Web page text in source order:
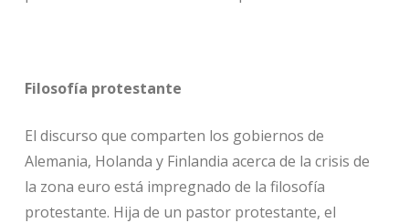
Filosofía protestante
El discurso que comparten los gobiernos de
Alemania, Holanda y Finlandia acerca de la crisis de
la zona euro está impregnado de la filosofía
protestante. Hija de un pastor protestante, el